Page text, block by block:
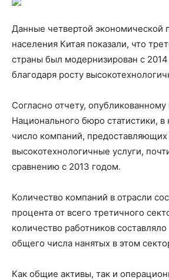
Данные четвертой экономической
населения Китая показали, что
страны был модернизирован с 2014
благодаря росту
Согласно отчету, опубликованному
Национального бюро статистики, в
число компаний, предоставляющих
высокотехнологичные услуги,
сравнению с 2013 годом.
Количество компаний в отрасли
процента от всего третичного
количество работников
общего числа нанятых в этом
Как общие активы, так и